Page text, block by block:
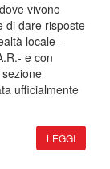
vivono
di dare risposte
locale -
e con
ufficialmente
LEGGI